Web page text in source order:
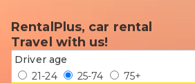
RentalPlus, car rental
Travel with us!
Driver age
21-24
25-74 75+